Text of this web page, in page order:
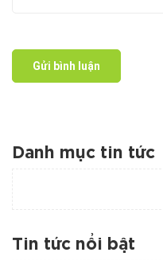
Gửi bình luận
Danh mục tin tức
Tin tức nổi bật